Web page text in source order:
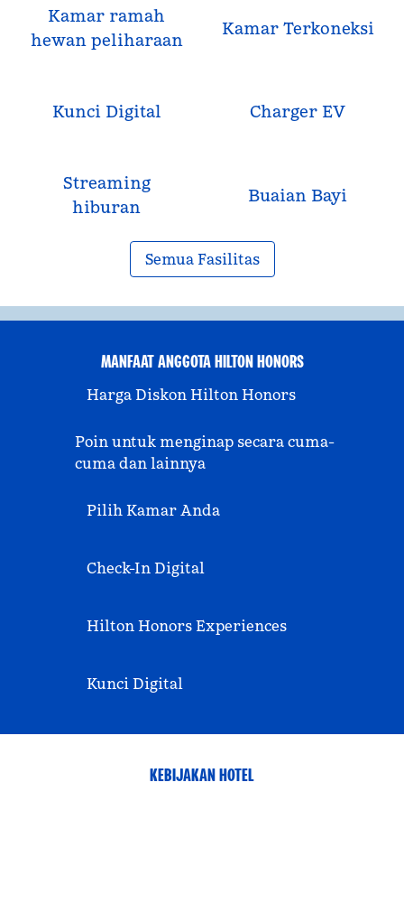
Kamar ramah
hewan peliharaan
Kamar Terkoneksi
Kunci Digital Charger EV
Streaming
hiburan
Buaian Bayi
Semua Fasilitas
MANFAAT ANGGOTA HILTON HONORS
Harga Diskon Hilton Honors
Poin untuk menginap secara cuma-
cuma dan lainnya
Pilih Kamar Anda
Check-In Digital
Hilton Honors Experiences
Kunci Digital
KEBIJAKAN HOTEL